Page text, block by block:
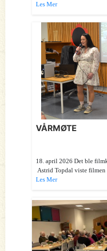
Les Mer
VÅRMØTE
18. april 2026 Det ble
Astrid Topdal viste filmen
Les Mer